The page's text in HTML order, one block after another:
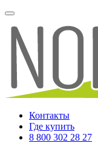
Контакты
Где купить
8 800 302 28 27